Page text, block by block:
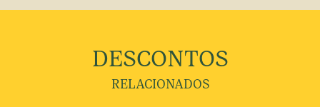
DESCONTOS
RELACIONADOS